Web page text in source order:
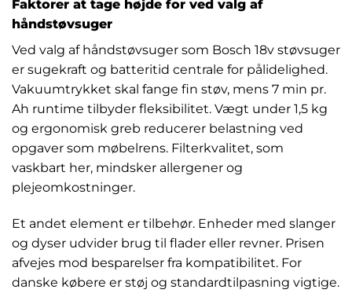
Faktorer at tage højde for ved valg af
håndstøvsuger
Ved valg af håndstøvsuger som Bosch 18v støvsuger
er sugekraft og batteritid centrale for pålidelighed.
Vakuumtrykket skal fange fin støv, mens 7 min pr.
Ah runtime tilbyder fleksibilitet. Vægt under 1,5 kg
og ergonomisk greb reducerer belastning ved
opgaver som møbelrens. Filterkvalitet, som
vaskbart her, mindsker allergener og
plejeomkostninger.
Et andet element er tilbehør. Enheder med slanger
og dyser udvider brug til flader eller revner. Prisen
afvejes mod besparelser fra kompatibilitet. For
danske købere er støj og standardtilpasning vigtige.